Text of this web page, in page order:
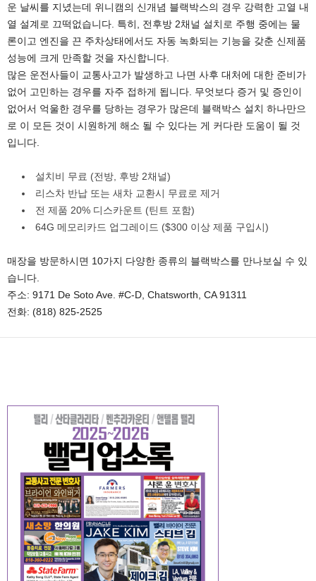
운 날씨를 지녔는데 위니캠의 신개념 블랙박스의 경우 강력한 고열 내
열 설계로 끄떡없습니다. 특히, 전후방 2채널 설치로 주행 중에는 물
론이고 엔진을 끈 주차상태에서도 자동 녹화되는 기능을 갖춘 신제품
성능에 크게 만족할 것을 자신합니다.
많은 운전사들이 교통사고가 발생하고 나면 사후 대처에 대한 준비가
없어 고민하는 경우를 자주 접하게 됩니다. 무엇보다 증거 및 증인이
없어서 억울한 경우를 당하는 경우가 많은데 블랙박스 설치 하나만으
로 이 모든 것이 시원하게 해소 될 수 있다는 게 커다란 도움이 될 것
입니다.
설치비 무료 (전방, 후방 2채널)
리스차 반납 또는 새차 교환시 무료로 제거
전 제품 20% 디스카운트 (틴트 포함)
64G 메모리카드 업그레이드 ($300 이상 제품 구입시)
매장을 방문하시면 10가지 다양한 종류의 블랙박스를 만나보실 수 있
습니다.
주소: 9171 De Soto Ave. #C-D, Chatsworth, CA 91311
전화: (818) 825-2525